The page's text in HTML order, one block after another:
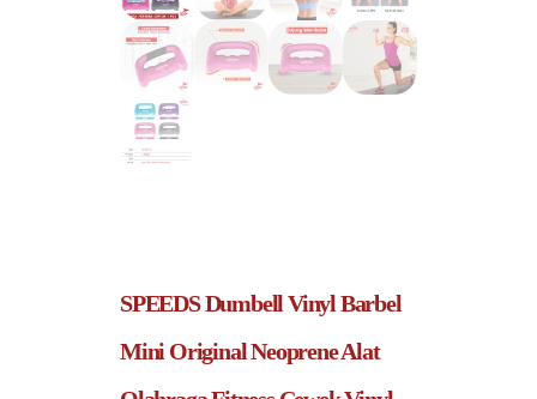
SPEEDS Dumbell Vinyl Barbel
Mini Original Neoprene Alat